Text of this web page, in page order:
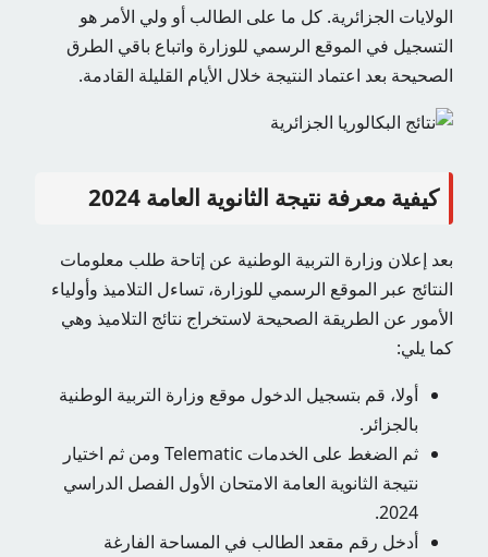
الولايات الجزائرية. كل ما على الطالب أو ولي الأمر هو
التسجيل في الموقع الرسمي للوزارة واتباع باقي الطرق
الصحيحة بعد اعتماد النتيجة خلال الأيام القليلة القادمة.
كيفية معرفة نتيجة الثانوية العامة 2024
بعد إعلان وزارة التربية الوطنية عن إتاحة طلب معلومات
النتائج عبر الموقع الرسمي للوزارة، تساءل التلاميذ وأولياء
الأمور عن الطريقة الصحيحة لاستخراج نتائج التلاميذ وهي
كما يلي:
أولا، قم بتسجيل الدخول موقع وزارة التربية الوطنية
بالجزائر .
ثم الضغط على الخدمات Telematic ومن ثم اختيار
نتيجة الثانوية العامة الامتحان الأول الفصل الدراسي
2024.
أدخل رقم مقعد الطالب في المساحة الفارغة